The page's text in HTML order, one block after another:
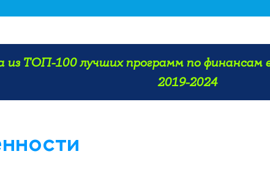
из ТОП-100 лучших программ по финансам
2019-2024